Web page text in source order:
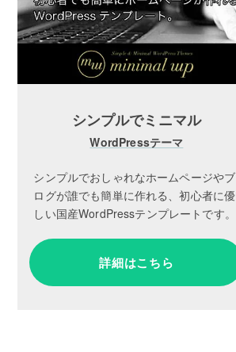
シンプルでミニマル
WordPressテーマ
シンプルでおしゃれなホームページやブ
ログが誰でも簡単に作れる、初心者に優
しい国産WordPressテンプレートです。
詳細はこちら